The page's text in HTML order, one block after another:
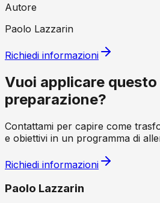
Autore
Paolo Lazzarin
Richiedi informazioni
Vuoi applicare questo
preparazione?
Contattami per capire come
e obiettivi in un programma di
Richiedi informazioni
Paolo Lazzarin